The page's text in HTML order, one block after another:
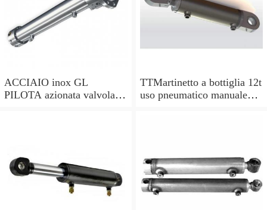
ACCIAIO inox GL
PILOTA azionata valvola di
TTMartinetto a bottiglia 12t
uso pneumatico manuale